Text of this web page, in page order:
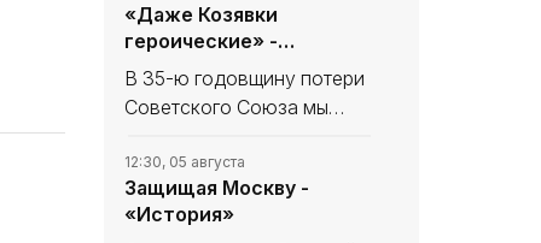
«Даже Козявки
героические» -
«История»
В 35-ю годовщину потери
Советского Союза мы
что уникального и
полезного сделано в
СССР. В минувшем
12:30, 05 августа
Защищая Москву -
«История»